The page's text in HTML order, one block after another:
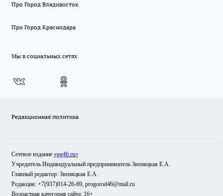
Про Город Владивосток
Про Город Краснодара
Мы в социальных сетях
Редакционная политика
Сетевое издание «pg46.ru»
Учредитель Индивидуальный предприниматель Звеняцкая Е.А.
Главный редактор: Звеняцкая Е.А.
Редакция: +7(937)014-26-69, progorod46@mail.ru
Возрастная категория сайта: 16+